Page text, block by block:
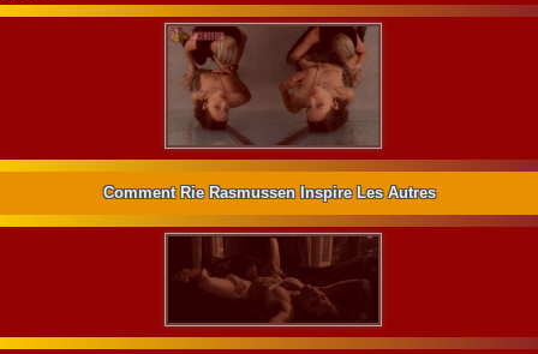
Comment Rie Rasmussen Inspire Les Autres